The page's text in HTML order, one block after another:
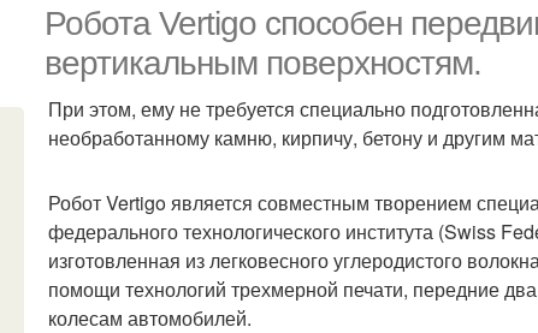
Робота Vertigo способен
вертикальным поверхностям.
При этом, ему не требуется специально
необработанному камню, кирпичу, бетону и другим
Робот Vertigo является совместным творением
федерального технологического института (Swiss
изготовленная из легковесного углеродистого
помощи технологий трехмерной печати, передние
колесам автомобилей.